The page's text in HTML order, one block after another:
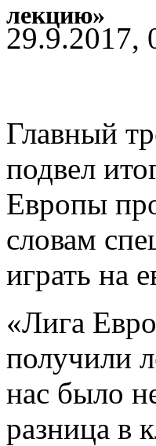
лекцию»
29.9.2017,
Главный
подвел
Европы
словам
играть на
«Лига
получили
нас было
разница в